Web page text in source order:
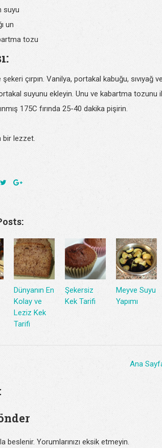
suyu
un
tozu
çırpın. Vanilya, portakal kabuğu, sıvıyağ
suyunu ekleyin. Unu ve kabartma tozunu
175C fırında 25-40 dakika pişirin.
bir lezzet.
Dünyanın En
Kolay ve
Leziz Kek
Tarifi
Şekersiz
Kek Tarifi
Meyve Suyu
Yapımı
Ana
beslenir. Yorumlarınızı eksik etmeyin.